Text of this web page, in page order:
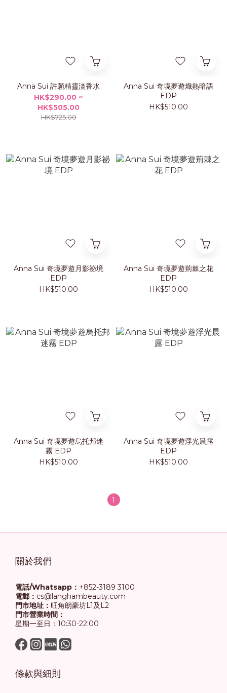
Anna Sui 許願精靈淡香水
HK$290.00 ~
HK$505.00
HK$725.00
Anna Sui 奇境夢遊熾熱暗語
EDP
HK$510.00
Anna Sui 奇境夢遊月影祕境
EDP
HK$510.00
Anna Sui 奇境夢遊荊棘之花
EDP
HK$510.00
Anna Sui 奇境夢遊烏托邦迷
霧 EDP
HK$510.00
Anna Sui 奇境夢遊浮光晨露
EDP
HK$510.00
1
關於我們
電話/Whatsapp： +852-3189 3100
電郵： cs@langhambeauty.com
門市地址： 旺角朗豪坊L1及L2
門市營業時間：
星期一至日：10:30-22:00
條款與細則